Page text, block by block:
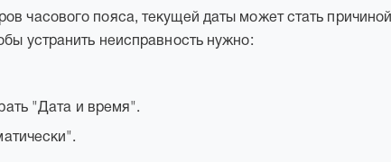
часового пояса, текущей даты может стать причиной
устранить неисправность нужно:
"Дата и время".